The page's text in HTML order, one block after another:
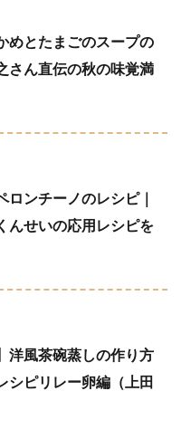
めとたまごのスープの
さん直伝の秋の味覚満
ロンチーノのレシピ｜
んせいの応用レシピを
洋風茶碗蒸しの作り方
シピリレー卵編（上田